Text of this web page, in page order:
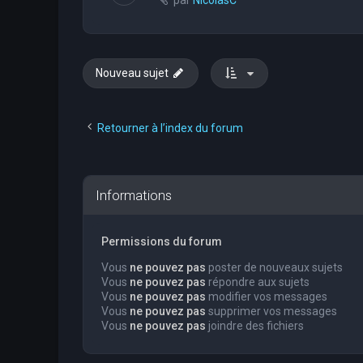
Nouveau sujet
Retourner à l’index du forum
Informations
Permissions du forum
Vous ne pouvez pas poster de nouveaux sujets
Vous ne pouvez pas répondre aux sujets
Vous ne pouvez pas modifier vos messages
Vous ne pouvez pas supprimer vos messages
Vous ne pouvez pas joindre des fichiers